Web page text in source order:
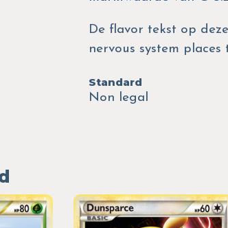
De flavor tekst op
nervous system
Standard
Non legal